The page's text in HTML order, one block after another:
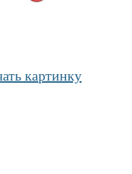
картинку